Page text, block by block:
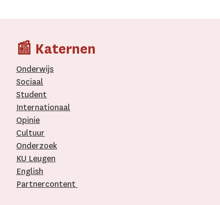
📰 Katernen
Onderwijs
Sociaal
Student
Internationaal­
Opinie
Cultuur
Onderzoek
KU Leugen
English
Partnercontent